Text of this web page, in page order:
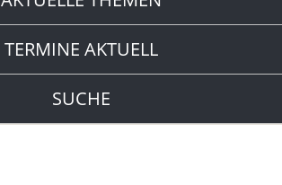
TERMINE AKTUELL
SUCHE